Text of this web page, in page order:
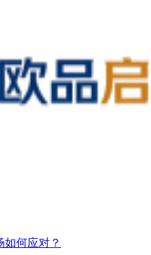
何应对？